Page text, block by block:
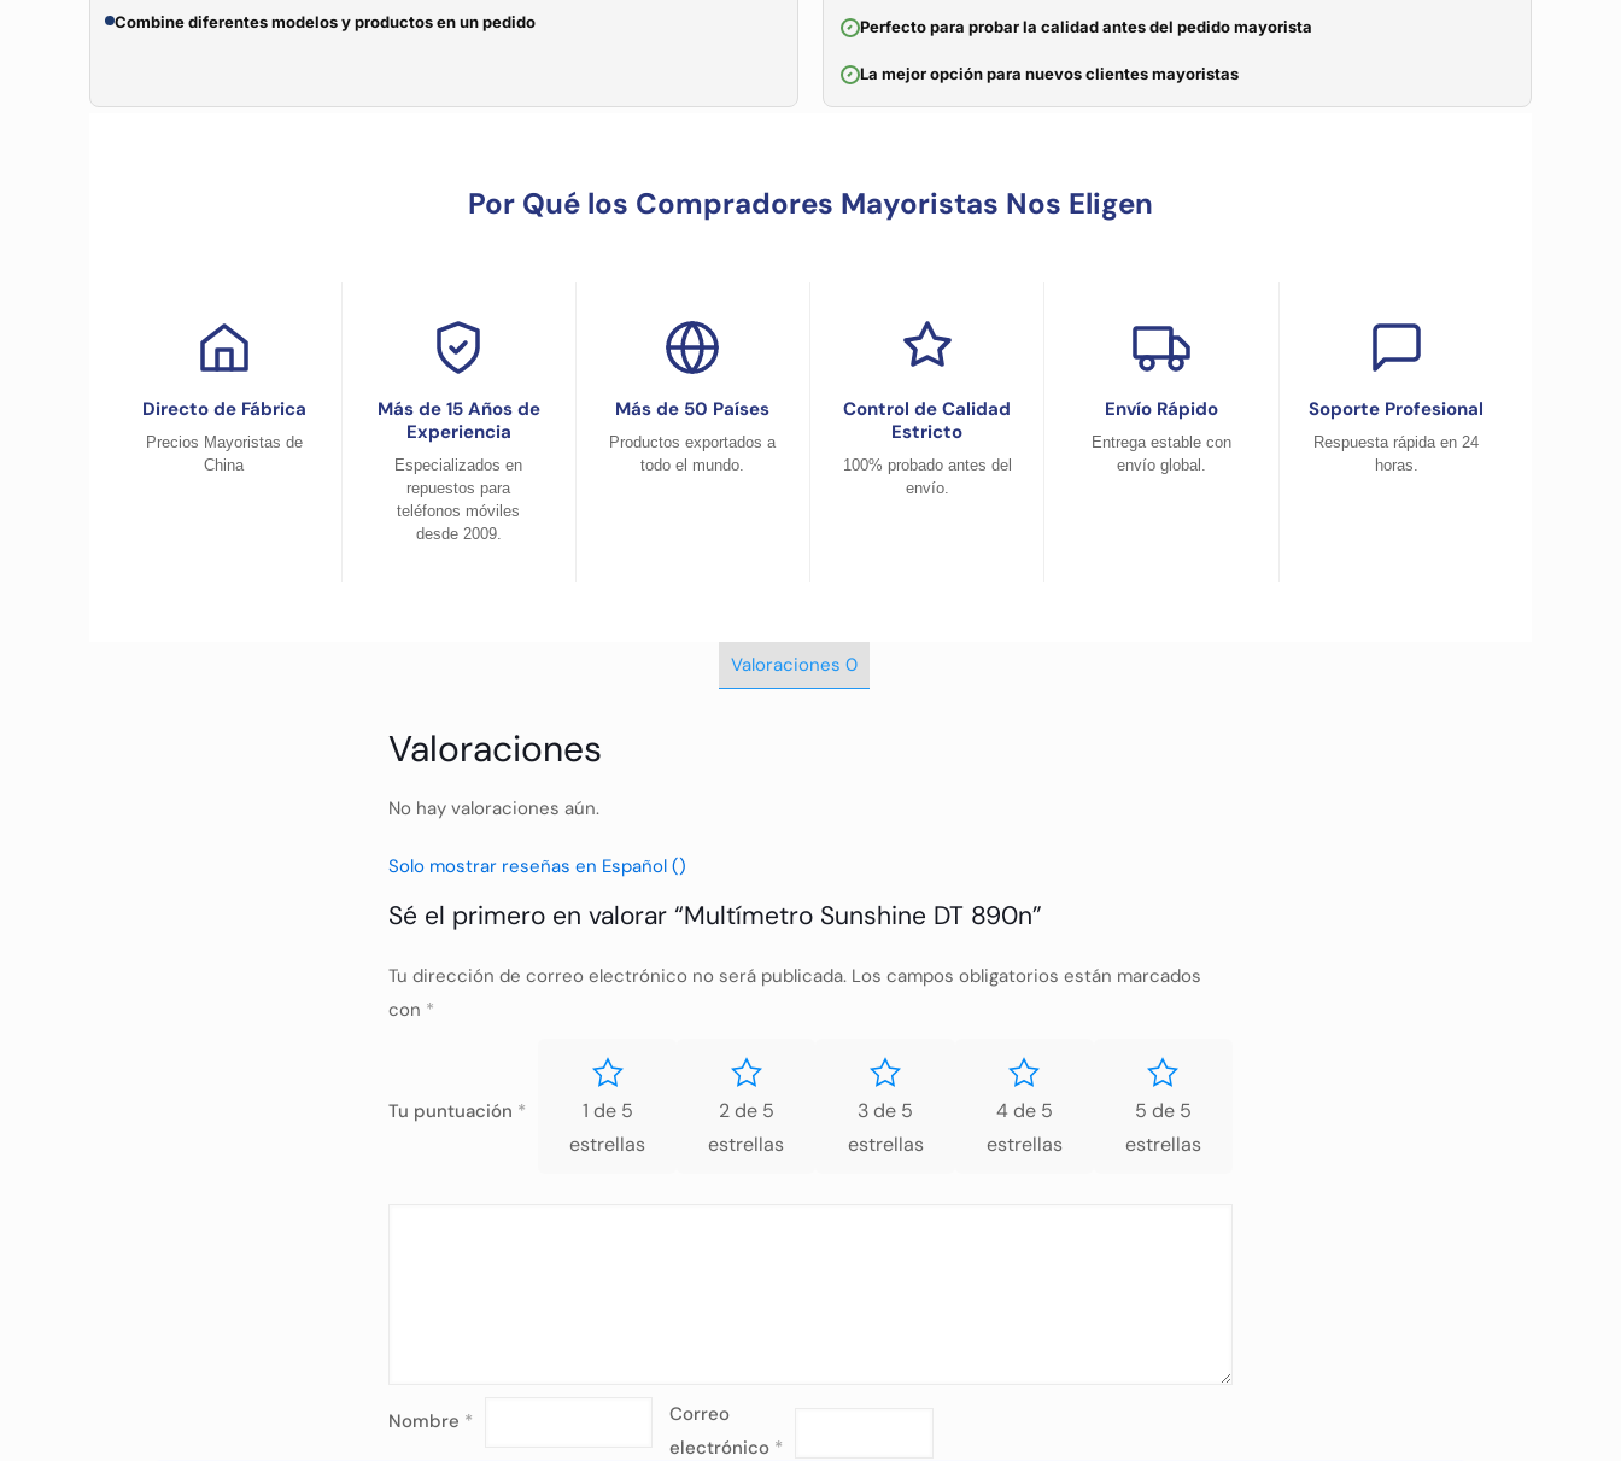
Combine diferentes modelos y productos en un pedido
Perfecto para probar la calidad antes del pedido mayorista
La mejor opción para nuevos clientes mayoristas
Por Qué los Compradores Mayoristas Nos Eligen
Directo de Fábrica
Precios Mayoristas de
China
Más de 15 Años de
Experiencia
Especializados en
repuestos para
teléfonos móviles
desde 2009.
Más de 50 Países
Productos exportados a
todo el mundo.
Control de Calidad
Estricto
100% probado antes del
envío.
Envío Rápido
Entrega estable con
envío global.
Soporte Profesional
Respuesta rápida en 24
horas.
Valoraciones 0
Valoraciones
No hay valoraciones aún.
Solo mostrar reseñas en Español ()
Sé el primero en valorar “Multímetro Sunshine DT 890n”
Tu dirección de correo electrónico no será publicada. Los campos obligatorios están marcados
con *
Tu puntuación *
1 de 5
estrellas
2 de 5
estrellas
3 de 5
estrellas
4 de 5
estrellas
5 de 5
estrellas
Nombre *
Correo
electrónico *